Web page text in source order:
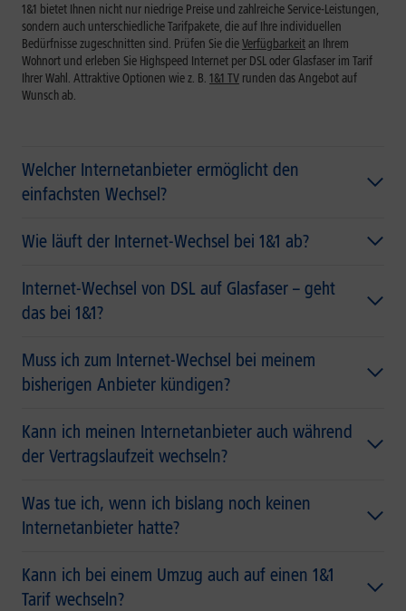
1&1 bietet Ihnen nicht nur niedrige Preise und zahlreiche Service-Leistungen,
sondern auch unterschiedliche Tarifpakete, die auf Ihre individuellen
Bedürfnisse zugeschnitten sind. Prüfen Sie dieVerfügbarkeitan Ihrem
Wohnort und erleben Sie Highspeed Internet per DSL oder Glasfaser im Tarif
Ihrer Wahl. Attraktive Optionen wie z. B. 1&1 TV runden das Angebot auf
Wunsch ab.
Welcher Internetanbieter ermöglicht den
einfachsten Wechsel?
Wie läuft der Internet-Wechsel bei 1&1 ab?
Internet-Wechsel von DSL auf Glasfaser – geht
das bei 1&1?
Muss ich zum Internet-Wechsel bei meinem
bisherigen Anbieter kündigen?
Kann ich meinen Internetanbieter auch während
der Vertragslaufzeit wechseln?
Was tue ich, wenn ich bislang noch keinen
Internetanbieter hatte?
Kann ich bei einem Umzug auch auf einen 1&1
Tarif wechseln?